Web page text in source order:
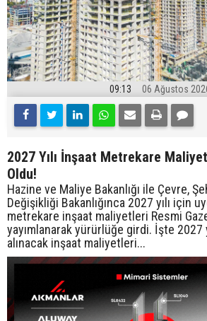
09:13 06 Ağustos
2027 Yılı İnşaat Metrekare
Oldu!
Hazine ve Maliye Bakanlığı ile Çevre,
Değişikliği Bakanlığınca 2027 yılı için
metrekare inşaat maliyetleri Resmi
yayımlanarak yürürlüğe girdi. İşte 2027
alınacak inşaat maliyetleri...